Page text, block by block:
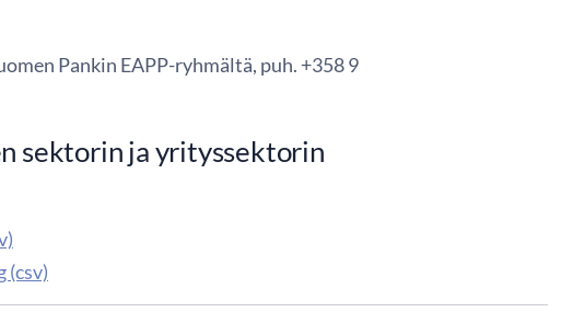
Pankin EAPP-ryhmältä, puh. +358 9
sektorin ja yrityssektorin
(csv)